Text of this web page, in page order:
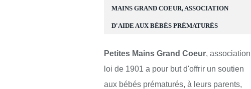
MAINS GRAND COEUR, ASSOCIATION
D'AIDE AUX BÉBÉS PRÉMATURÉS
Petites Mains Grand Coeur, association
loi de 1901 a pour but d'offrir un soutien
aux bébés prématurés, à leurs parents,